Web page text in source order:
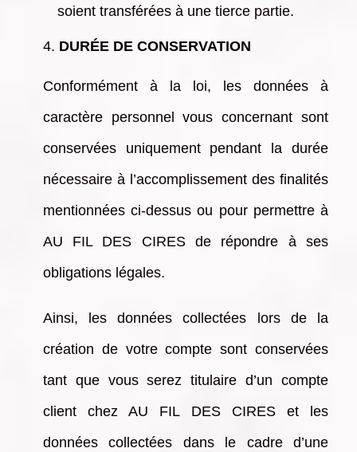
soient transférées à une tierce partie.
DURÉE DE CONSERVATION
Conformément à la loi, les données à
caractère personnel vous concernant sont
conservées uniquement pendant la durée
nécessaire à l’accomplissement des finalités
mentionnées ci-dessus ou pour permettre à
AU FIL DES CIRES de répondre à ses
obligations légales.
Ainsi, les données collectées lors de la
création de votre compte sont conservées
tant que vous serez titulaire d’un compte
client chez AU FIL DES CIRES et les
données collectées dans le cadre d’une